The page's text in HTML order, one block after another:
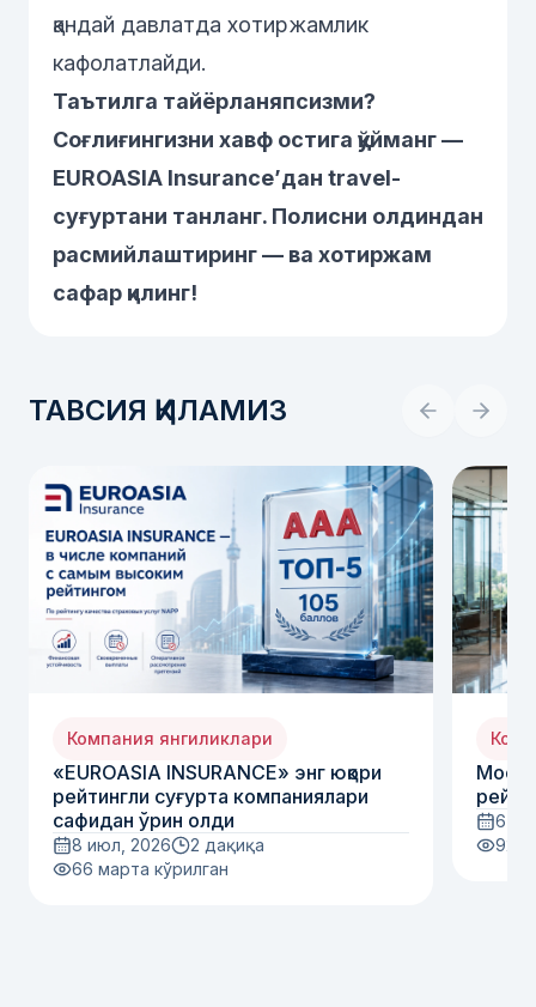
қандай давлатда хотиржамлик
кафолатлайди.
Таътилга тайёрланяпсизми?
Соғлиғингизни хавф остига қўйманг —
EUROASIA Insurance’дан travel-
суғуртани танланг. Полисни олдиндан
расмийлаштиринг — ва хотиржам
сафар қилинг!
ТАВСИЯ ҚИЛАМИЗ
Компания янгиликлари
«EUROASIA INSURANCE» энг юқори
рейтингли суғурта компаниялари
сафидан ўрин олди
8 июл, 2026
2 дақиқа
66 марта кўрилган
6
92